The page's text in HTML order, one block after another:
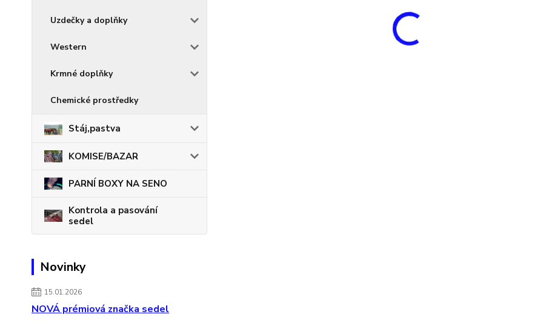
Uzdečky a doplňky
Western
Krmné doplňky
Chemické prostředky
Stáj,pastva
KOMISE/BAZAR
PARNÍ BOXY NA SENO
Kontrola a pasování
sedel
Novinky
15.01.2026
NOVÁ prémiová značka sedel